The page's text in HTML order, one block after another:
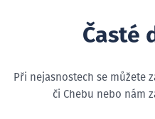
Časté
Při nejasnostech se můžete
či Chebu nebo nám